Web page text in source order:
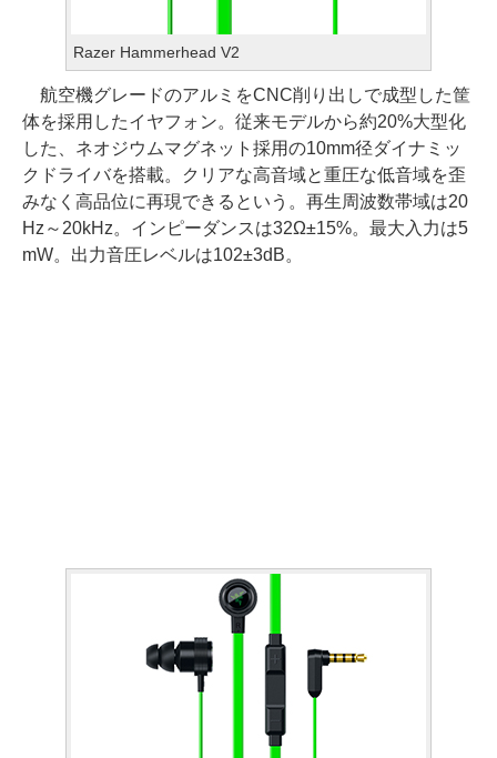
Razer Hammerhead V2
航空機グレードのアルミをCNC削り出しで成型した筐
体を採用したイヤフォン。従来モデルから約20%大型化
した、ネオジウムマグネット採用の10mm径ダイナミッ
クドライバを搭載。クリアな高音域と重圧な低音域を歪
みなく高品位に再現できるという。再生周波数帯域は20
Hz～20kHz。インピーダンスは32Ω±15%。最大入力は5
mW。出力音圧レベルは102±3dB。